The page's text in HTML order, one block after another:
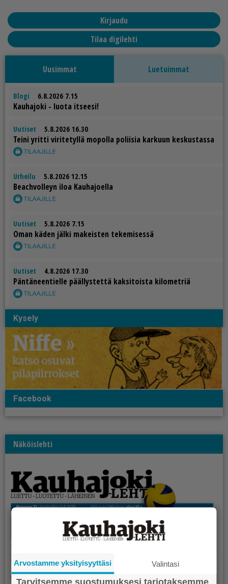
Kirjaudu
Tilaa digilehti
Uusimmat Luetuimmat
Blogi 6.8.2026 7.15
Kau­ha­jo­ki - luo­ta it­see­si!
Uutiset 5.8.2026 16.30
Tei­ni yrit­ti vi­ri­te­tyl­lä mo­pol­la po­lii­sia kar­kuun kes­kus­tas­sa
Urheilu 5.8.2026 12.15
Be­ach­vol­leyn iloa Kau­ha­jo­el­la
Uutiset 5.8.2026 7.15
Oman kä­den jäl­ki ma­keis­ten te­ke­mi­ses­sä
Uutiset 4.8.2026 17.30
Pän­tä­neen­tiel­le pääl­lys­tet­tä kak­si­tois­ta ki­lo­met­riä
Kysely
Facebook
Näköislehti
Arvostamme yksityisyyttäsi Valintasi
Tarvitsemme suostumuksesi tarjotaksemme